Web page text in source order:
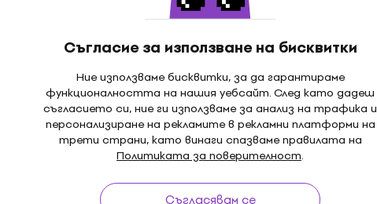
Съгласие за използване на бисквитки
Ние използваме бисквитки, за да гарантираме
функционалността на нашия уебсайт. След като дадеш
съгласието си, ние ги използваме за анализ на трафика и
персонализиране на рекламите в рекламни платформи на
трети страни, като винаги спазваме правилата на
Политиката за поверителност.
Съгласявам се
Kоректор
Тип тунер ключове